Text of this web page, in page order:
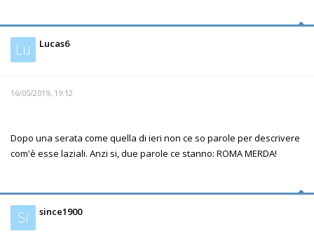
Lu Lucas6
16/05/2019, 19:12
Dopo una serata come quella di ieri non ce so parole per descrivere
com'è esse laziali. Anzi si, due parole ce stanno: ROMA MERDA!
Si since1900